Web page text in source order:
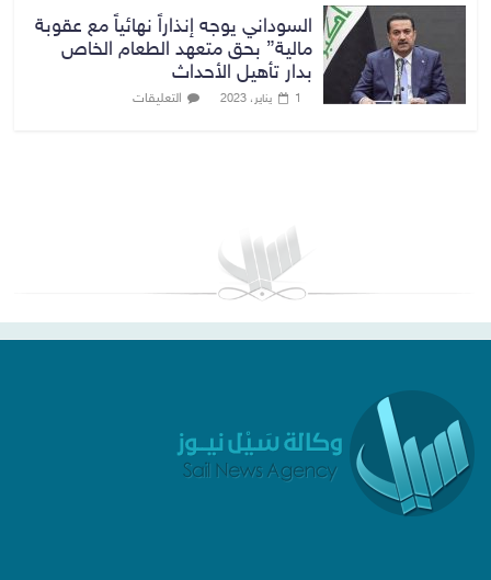
السوداني يوجه إنذاراً نهائياً مع عقوبة
مالية” بحق متعهد الطعام الخاص
بدار تأهيل الأحداث
1 يناير، 2023 التعليقات